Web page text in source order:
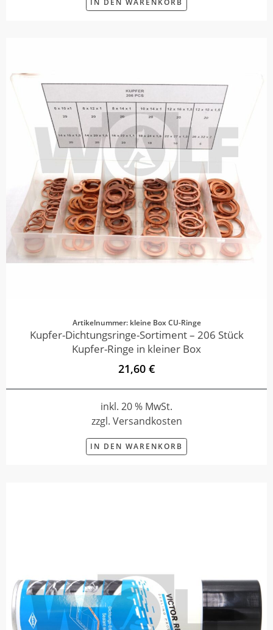
IN DEN WARENKORB
Artikelnummer: kleine Box CU-Ringe
Kupfer-Dichtungsringe-Sortiment – 206 Stück
Kupfer-Ringe in kleiner Box
21,60 €
inkl. 20 % MwSt.
zzgl. Versandkosten
IN DEN WARENKORB